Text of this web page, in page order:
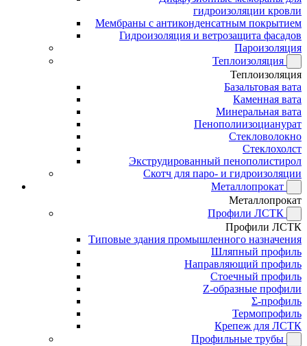
гидроизоляции кровли
Мембраны с антиконденсатным покрытием
Гидроизоляция и ветрозащита фасадов
Пароизоляция
Теплоизоляция
Теплоизоляция
Базальтовая вата
Каменная вата
Минеральная вата
Пенополиизоцианурат
Стекловолокно
Стеклохолст
Экструдированный пенополистирол
Скотч для паро- и гидроизоляции
Металлопрокат
Металлопрокат
Профили ЛСТК
Профили ЛСТК
Типовые здания промышленного назначения
Шляпный профиль
Направляющий профиль
Стоечный профиль
Z-образные профили
Σ-профиль
Термопрофиль
Крепеж для ЛСТК
Профильные трубы